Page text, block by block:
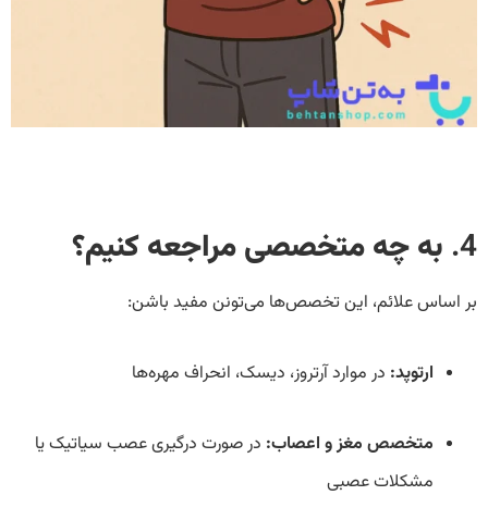
4. به چه متخصصی مراجعه کنیم؟
بر اساس علائم، این تخصص‌ها می‌تونن مفید باشن:
ارتوپد: در موارد آرتروز، دیسک، انحراف مهره‌ها
متخصص مغز و اعصاب: در صورت درگیری عصب سیاتیک یا
مشکلات عصبی